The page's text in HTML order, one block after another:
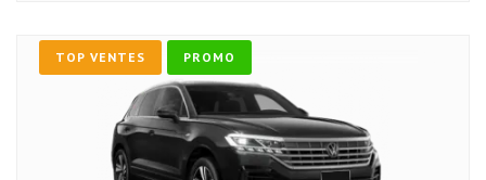
TOP VENTES PROMO